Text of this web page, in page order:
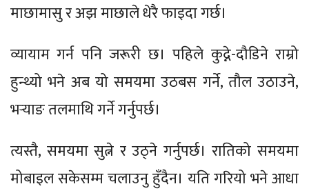
माछामासु र अझ माछाले धेरै फाइदा गर्छ।
व्यायाम गर्न पनि जरूरी छ। पहिले कुद्ने-दौडिने राम्रो
हुन्थ्यो भने अब यो समयमा उठबस गर्ने, तौल उठाउने,
भर्‍याङ तलमाथि गर्ने गर्नुपर्छ।
त्यस्तै, समयमा सुत्ने र उठ्ने गर्नुपर्छ। रातिको समयमा
मोबाइल सकेसम्म चलाउनु हुँदैन। यति गरियो भने आधा